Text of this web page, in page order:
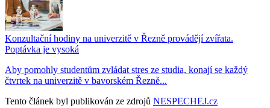
Konzultační hodiny na univerzitě v Řezně provádějí zvířata.
Poptávka je vysoká
Aby pomohly studentům zvládat stres ze studia, konají se každý
čtvrtek na univerzitě v bavorském Řezně...
Tento článek byl publikován ze zdrojů NESPECHEJ.cz